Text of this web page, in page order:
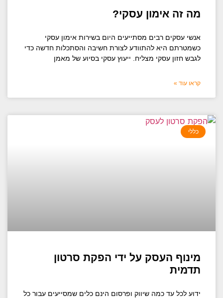
מה זה אימון עסקי?
אנשי עסקים רבים מסתייעים היום בשירות אימון עסקי
כשמטרתם היא להתוודע לצורת חשיבה והסתכלות חדשה כדי
לגבש חזון עסקי מצליח. ייעוץ עסקי בסיוע של מאמן
קראו עוד »
כללי
מינוף העסק על ידי הפקת סרטון
תדמית
ידוע לכל עד כמה שיווק ופרסום הינם כלים שמסייעים עבור כל